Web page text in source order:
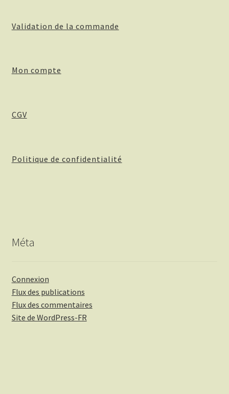
Validation de la commande
Mon compte
CGV
Politique de confidentialité
Méta
Connexion
Flux des publications
Flux des commentaires
Site de WordPress-FR